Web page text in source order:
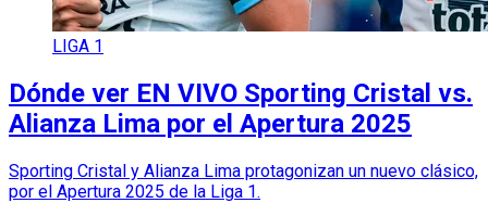
LIGA 1
Dónde ver EN VIVO Sporting Cristal vs.
Alianza Lima por el Apertura 2025
Sporting Cristal y Alianza Lima protagonizan un nuevo clásico,
por el Apertura 2025 de la Liga 1.